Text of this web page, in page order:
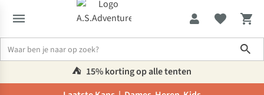
⛺️ 15% korting op alle tenten